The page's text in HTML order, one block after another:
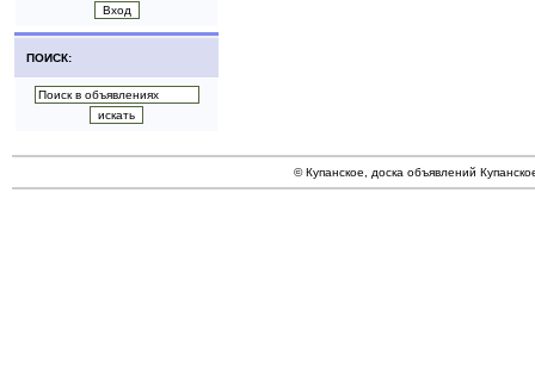
ПОИСК:
© Купанское, доска объявлений